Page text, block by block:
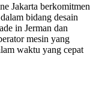
Jakarta berkomitmen
bidang desain
in Jerman dan
mesin yang
waktu yang cepat